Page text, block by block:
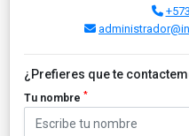
¿Prefieres que te
Tu nombre *